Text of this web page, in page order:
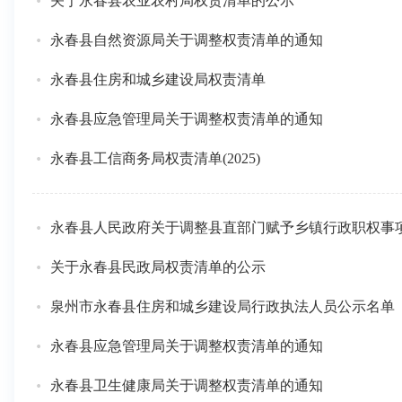
永春县自然资源局关于调整权责清单的通知
永春县住房和城乡建设局权责清单
永春县应急管理局关于调整权责清单的通知
永春县工信商务局权责清单(2025)
永春县人民政府关于调整县直部门赋予乡镇行政职权事
关于永春县民政局权责清单的公示
泉州市永春县住房和城乡建设局行政执法人员公示名单
永春县应急管理局关于调整权责清单的通知
永春县卫生健康局关于调整权责清单的通知